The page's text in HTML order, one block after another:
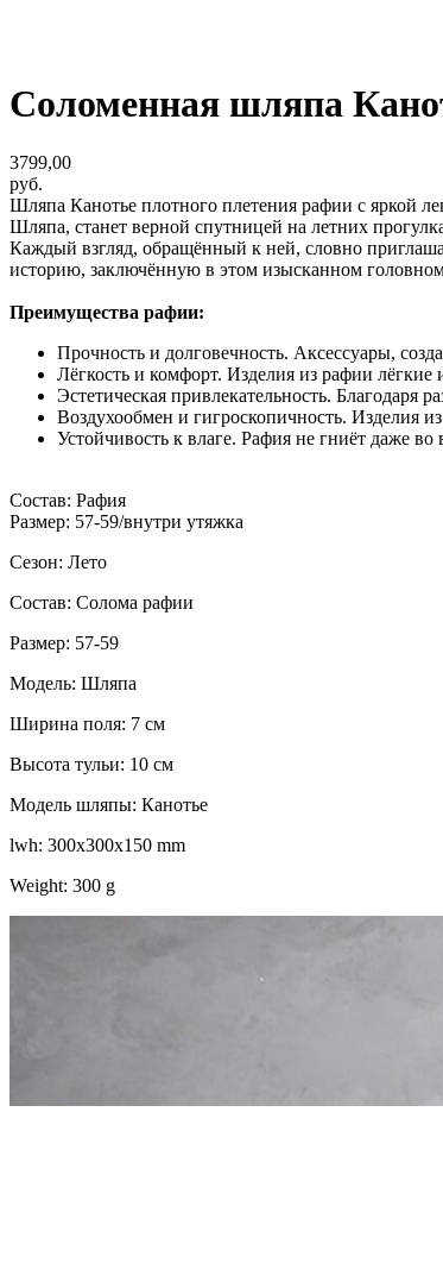
Соломенная шляпа
3799,00
руб.
Шляпа Канотье плотного плетения рафии с яркой
Шляпа, станет верной спутницей на летних
Каждый взгляд, обращённый к ней, словно
историю, заключённую в этом изысканном
Преимущества рафии:
Прочность и долговечность. Аксессуары,
Лёгкость и комфорт. Изделия из рафии
Эстетическая привлекательность. Благодаря
Воздухообмен и гигроскопичность. Изделия
Устойчивость к влаге. Рафия не гниёт даже
Состав: Рафия
Размер: 57-59/внутри утяжка
Сезон: Лето
Состав: Солома рафии
Размер: 57-59
Модель: Шляпа
Ширина поля: 7 см
Высота тульи: 10 см
Модель шляпы: Канотье
lwh: 300x300x150 mm
Weight: 300 g